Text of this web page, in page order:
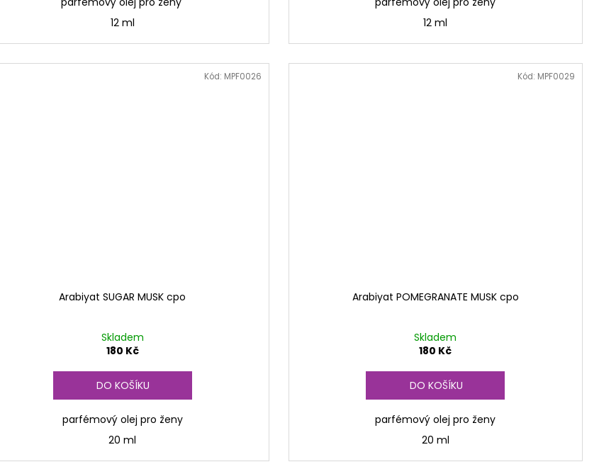
12 ml
12 ml
Arabiyat SUGAR MUSK cpo
Skladem
180 Kč
DO KOŠÍKU
parfémový olej pro ženy
20 ml
Kód: MPF0026
Arabiyat POMEGRANATE MUSK cpo
Skladem
180 Kč
DO KOŠÍKU
parfémový olej pro ženy
20 ml
Kód: MPF0029